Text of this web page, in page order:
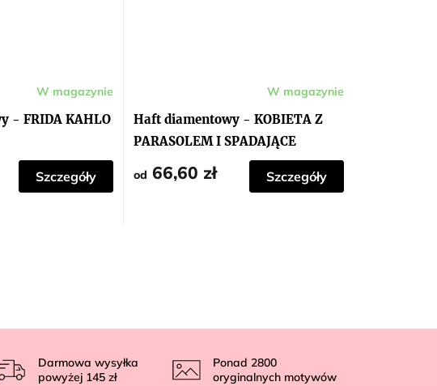
- FRIDA KAHLO
W magazynie
Szczegóły
Haft diamentowy - KOBIETA Z
PARASOLEM I SPADAJĄCE
ARBUZY
W magazynie
od 66,60 zł Szczegóły
Darmowa wysyłka
powyżej 145 zł
Ponad 2800
oryginalnych motywów